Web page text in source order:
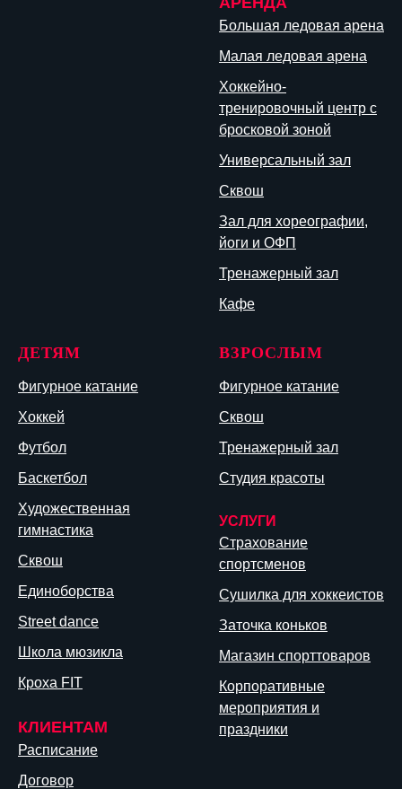
Большая ледовая арена
Малая ледовая арена
Хоккейно-
тренировочный центр с
бросковой зоной
Универсальный зал
Сквош
Зал для хореографии,
йоги и ОФП
Тренажерный зал
Кафе
ДЕТЯМ
Фигурное катание
Хоккей
Футбол
Баскетбол
Художественная
гимнастика
Сквош
Единоборства
Street dance
Школа мюзикла
Кроха FIT
КЛИЕНТАМ
Расписание
Договор
ВЗРОСЛЫМ
Фигурное катание
Сквош
Тренажерный зал
Студия красоты
УСЛУГИ
Страхование
спортсменов
Сушилка для хоккеистов
Заточка коньков
Магазин спорттоваров
Корпоративные
мероприятия и
праздники